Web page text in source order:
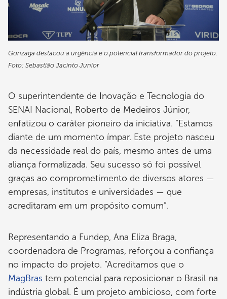
Gonzaga destacou a urgência e o potencial transformador do projeto.
Foto: Sebastião Jacinto Junior
O superintendente de Inovação e Tecnologia do
SENAI Nacional, Roberto de Medeiros Júnior,
enfatizou o caráter pioneiro da iniciativa. “Estamos
diante de um momento ímpar. Este projeto nasceu
da necessidade real do país, mesmo antes de uma
aliança formalizada. Seu sucesso só foi possível
graças ao comprometimento de diversos atores —
empresas, institutos e universidades — que
acreditaram em um propósito comum”.
Representando a Fundep, Ana Eliza Braga,
coordenadora de Programas, reforçou a confiança
no impacto do projeto. “Acreditamos que o
MagBras tem potencial para reposicionar o Brasil na
indústria global. É um projeto ambicioso, com forte